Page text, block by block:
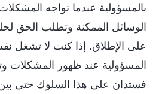
بالمسؤولية عندما تواجه
الوسائل الممكنة وتطلب الحق
على الإطلاق. إذا كنت لا تشغل
المسؤولية عند ظهور المشكلات
فستدان على هذا السلوك حتى بين